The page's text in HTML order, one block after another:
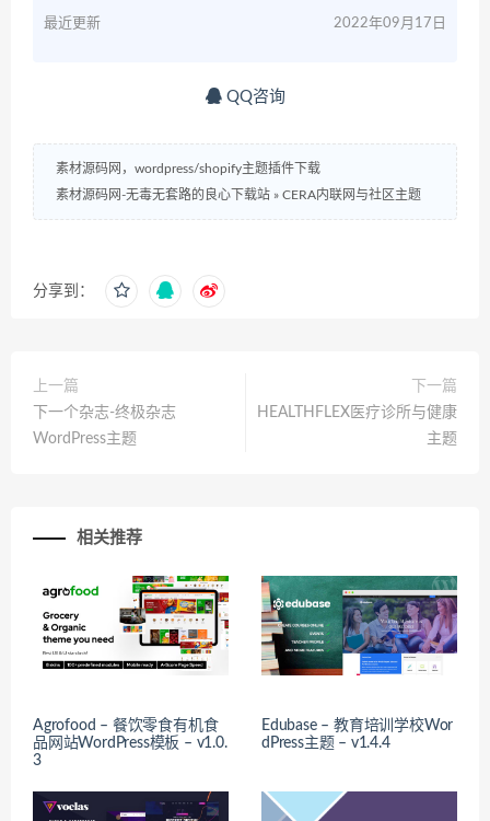
最近更新 2022年09月17日
QQ咨询
素材源码网，wordpress/shopify主题插件下载
素材源码网-无毒无套路的良心下载站 » CERA内联网与社区主题
分享到：
上一篇
下一个杂志-终极杂志
WordPress主题
下一篇
HEALTHFLEX医疗诊所与健康
主题
相关推荐
Agrofood – 餐饮零食有机食
品网站WordPress模板 – v1.0.
3
Edubase – 教育培训学校Wor
dPress主题 – v1.4.4